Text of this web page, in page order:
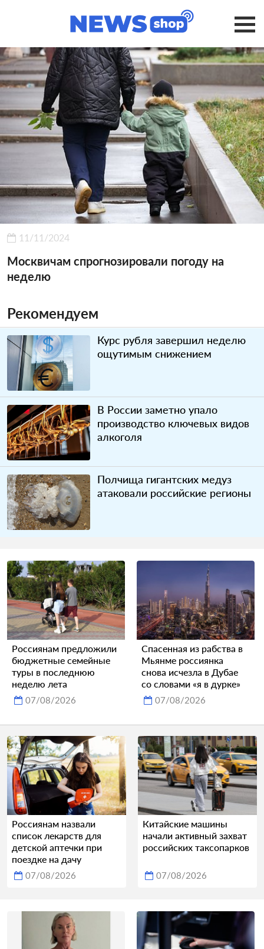
11/11/2024
Москвичам спрогнозировали погоду на
неделю
Рекомендуем
Курс рубля завершил неделю
ощутимым снижением
В России заметно упало
производство ключевых видов
алкоголя
Полчища гигантских медуз
атаковали российские регионы
Россиянам предложили
бюджетные семейные
туры в последнюю
неделю лета
07/08/2026
Спасенная из рабства в
Мьянме россиянка
снова исчезла в Дубае
со словами «я в дурке»
07/08/2026
Россиянам назвали
список лекарств для
детской аптечки при
поездке на дачу
07/08/2026
Китайские машины
начали активный захват
российских таксопарков
07/08/2026